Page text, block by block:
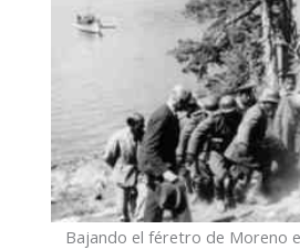
Bajando el féretro de Moreno